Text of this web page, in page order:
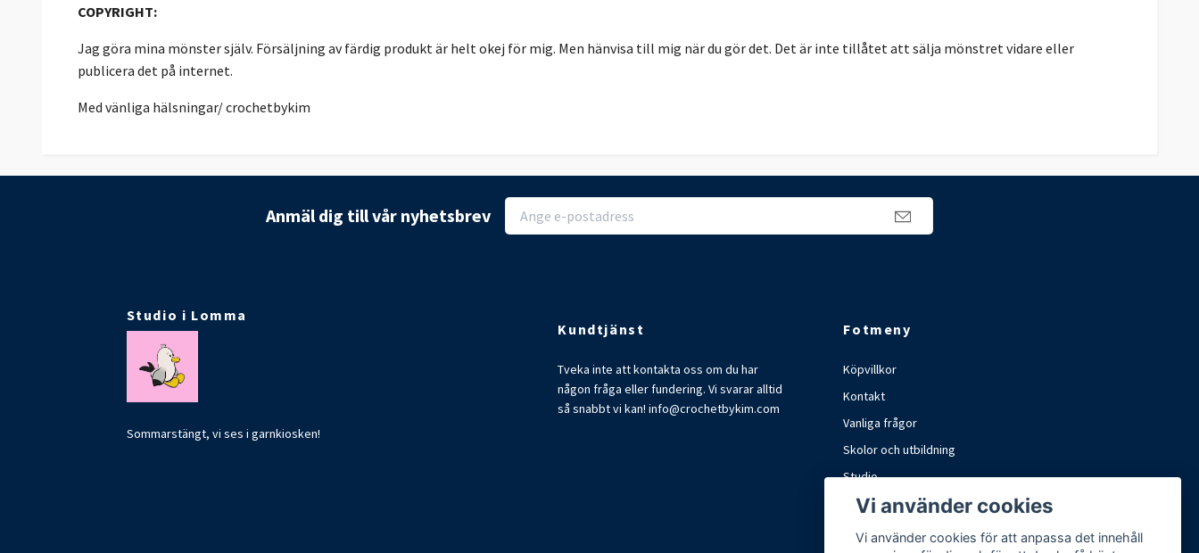
COPYRIGHT:
Jag göra mina mönster själv. Försäljning av färdig produkt är helt okej för mig. Men hänvisa till mig när du gör det. Det är inte tillåtet att sälja mönstret vidare eller
publicera det på internet.
Med vänliga hälsningar/ crochetbykim
Anmäl dig till vår nyhetsbrev
Studio i Lomma
Sommarstängt, vi ses i garnkiosken!
Kundtjänst
Tveka inte att kontakta oss om du har
någon fråga eller fundering. Vi svarar alltid
så snabbt vi kan!info@crochetbykim.com
Fotmeny
Köpvillkor
Kontakt
Vanliga frågor
Skolor och utbildning
Studio
Marknader och mässor
Vi använder cookies
Vi använder cookies för att anpassa det innehåll